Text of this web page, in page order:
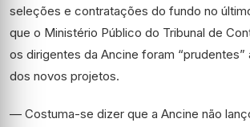
seleções e contratações do fundo no
que o Ministério Público do Tribunal de
os dirigentes da Ancine foram “prudentes”
dos novos projetos.
— Costuma-se dizer que a Ancine não